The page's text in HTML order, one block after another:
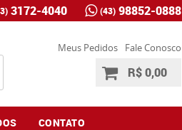
3172-4040 (43) 98852-0888
Meus Pedidos Fale Conosco
R$ 0,00
CONTATO